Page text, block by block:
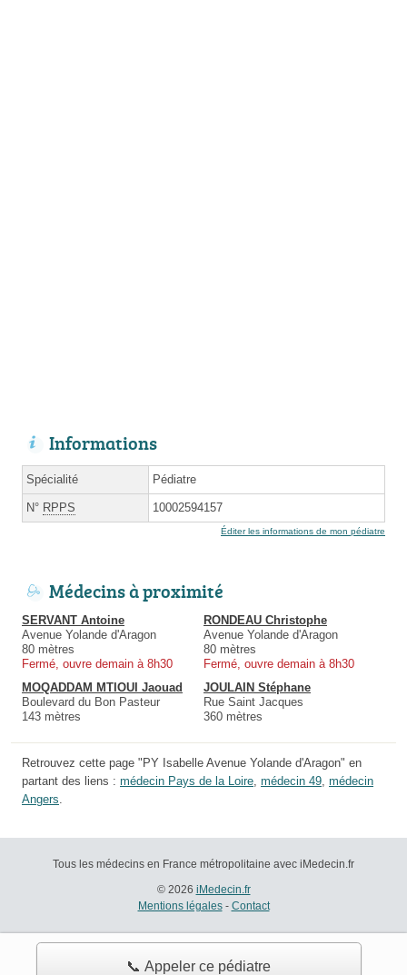
📞 Appeler ce pédiatre
Informations
Spécialité Pédiatre
N° RPPS 10002594157
Éditer les informations de mon pédiatre
Médecins à proximité
SERVANT Antoine
Avenue Yolande d'Aragon
80 mètres
Fermé, ouvre demain à 8h30
RONDEAU Christophe
Avenue Yolande d'Aragon
80 mètres
Fermé, ouvre demain à 8h30
MOQADDAM MTIOUI Jaouad
Boulevard du Bon Pasteur
143 mètres
JOULAIN Stéphane
Rue Saint Jacques
360 mètres
Retrouvez cette page "PY Isabelle Avenue Yolande d'Aragon" en
partant des liens : médecin Pays de la Loire médecin 49 médecin
Angers
Tous les médecins en France métropolitaine avec iMedecin.fr
© 2026 iMedecin.fr
Mentions légales- Contact